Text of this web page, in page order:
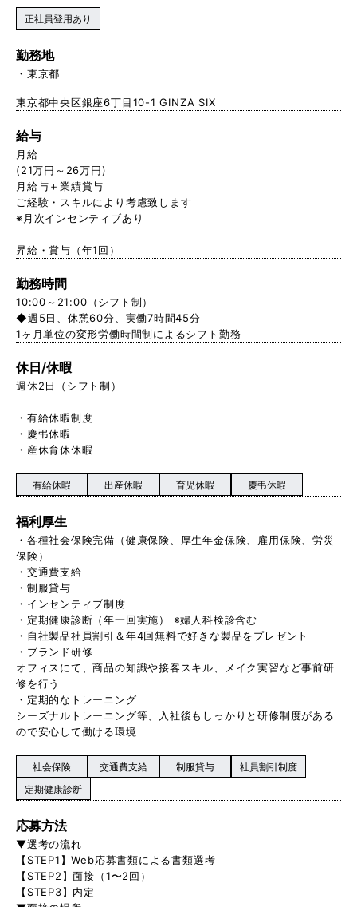
正社員登用あり
勤務地
東京都
東京都中央区銀座6丁目10-1 GINZA SIX
給与
月給
(21万円～26万円)
月給与＋業績賞与
ご経験・スキルにより考慮致します
※月次インセンティブあり
昇給・賞与（年1回）
勤務時間
10:00～21:00（シフト制）
◆週5日、休憩60分、実働7時間45分
1ヶ月単位の変形労働時間制によるシフト勤務
休日/休暇
週休2日（シフト制）
・有給休暇制度
・慶弔休暇
・産休育休休暇
有給休暇 出産休暇 育児休暇 慶弔休暇
福利厚生
・各種社会保険完備（健康保険、厚生年金保険、雇用保険、労災
保険）
・交通費支給
・制服貸与
・インセンティブ制度
・定期健康診断（年一回実施） ※婦人科検診含む
・自社製品社員割引＆年4回無料で好きな製品をプレゼント
・ブランド研修
オフィスにて、商品の知識や接客スキル、メイク実習など事前研
修を行う
・定期的なトレーニング
シーズナルトレーニング等、入社後もしっかりと研修制度がある
ので安心して働ける環境
社会保険 交通費支給 制服貸与
社員割引制度
定期健康診断
応募方法
▼選考の流れ
【STEP1】Web応募書類による書類選考
【STEP2】面接（1〜2回）
【STEP3】内定